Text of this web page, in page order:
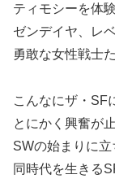
ティモシーを体
ゼンデイヤ、レ
勇敢な女性戦士
こんなにザ・SF
とにかく興奮が
SWの始まりに立
同時代を生きる